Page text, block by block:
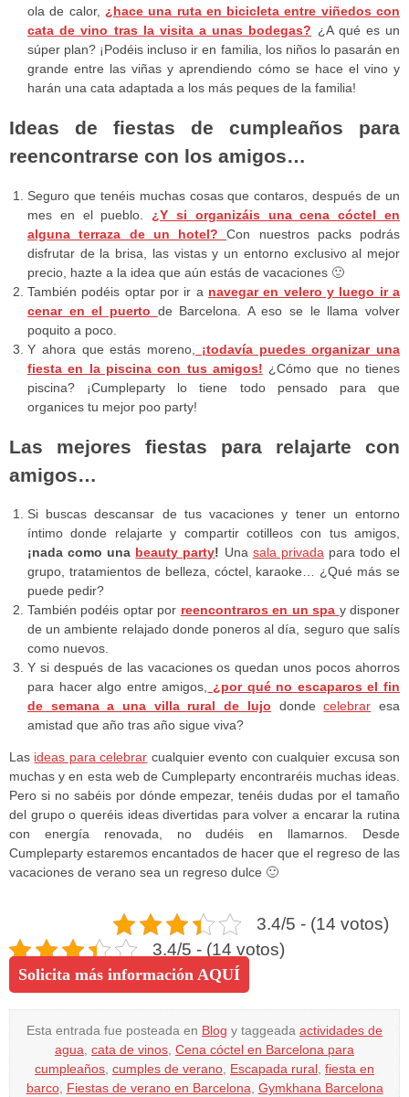
ola de calor, ¿hace una ruta en bicicleta entre viñedos con
cata de vino tras la visita a unas bodegas? ¿A qué es un
súper plan? ¡Podéis incluso ir en familia, los niños lo pasarán en
grande entre las viñas y aprendiendo cómo se hace el vino y
harán una cata adaptada a los más peques de la familia!
Ideas de fiestas de cumpleaños para
reencontrarse con los amigos…
Seguro que tenéis muchas cosas que contaros, después de un
mes en el pueblo. ¿Y si organizáis una cena cóctel en
alguna terraza de un hotel?
Con nuestros packs podrás
disfrutar de la brisa, las vistas y un entorno exclusivo al mejor
precio, hazte a la idea que aún estás de vacaciones 🙂
También podéis optar por ir a navegar en velero y luego ir a
cenar en el puerto de Barcelona. A eso se le llama volver
poquito a poco.
Y ahora que estás moreno,
¡todavía puedes organizar una
fiesta en la piscina con tus amigos! ¿Cómo que no tienes
piscina? ¡Cumpleparty lo tiene todo pensado para que
organices tu mejor poo party!
Las mejores fiestas para relajarte con
amigos…
Si buscas descansar de tus vacaciones y tener un entorno
íntimo donde relajarte y compartir cotilleos con tus amigos,
¡nada como una beauty party! Una sala privadapara todo el
grupo, tratamientos de belleza, cóctel, karaoke… ¿Qué más se
puede pedir?
También podéis optar por reencontraros en un spa y disponer
de un ambiente relajado donde poneros al día, seguro que salís
como nuevos.
Y si después de las vacaciones os quedan unos pocos ahorros
para hacer algo entre amigos, ¿por qué no escaparos el fin
de semana a una villa rural de lujo dondecelebrar esa
amistad que año tras año sigue viva?
Las ideas para celebrar cualquier evento con cualquier excusa son
muchas y en esta web de Cumpleparty encontraréis muchas ideas.
Pero si no sabéis por dónde empezar, tenéis dudas por el tamaño
del grupo o queréis ideas divertidas para volver a encarar la rutina
con energía renovada, no dudéis en llamarnos. Desde
Cumpleparty estaremos encantados de hacer que el regreso de las
vacaciones de verano sea un regreso dulce 🙂
3.4/5 - (14 votos)
3.4/5 - (14 votos)
Solicita más información AQUÍ
Esta entrada fue posteada en Blog y taggeada actividades de
agua, cata de vinos, Cena cóctel en Barcelona para
cumpleaños, cumples de verano, Escapada rural, fiesta en
barco, Fiestas de verano en Barcelona, Gymkhana Barcelona